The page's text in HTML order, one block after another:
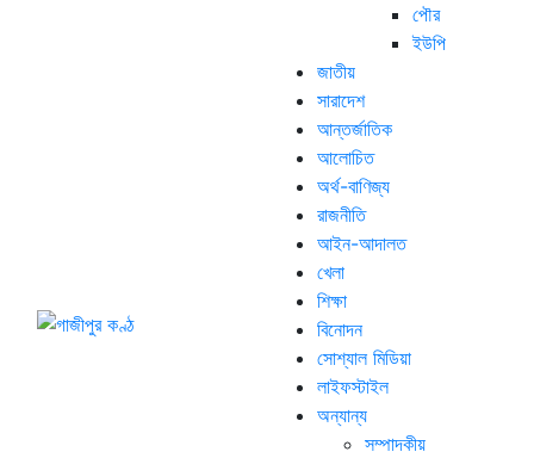
পৌর
ইউপি
জাতীয়
সারাদেশ
আন্তর্জাতিক
আলোচিত
অর্থ-বাণিজ্য
রাজনীতি
আইন-আদালত
খেলা
শিক্ষা
বিনোদন
সোশ্যাল মিডিয়া
লাইফস্টাইল
অন্যান্য
সম্পাদকীয়